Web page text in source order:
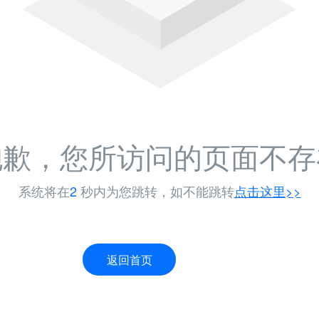
，您所访问的页面不
系统将在1秒内为您跳转，如不能跳转点击这里>>
返回首页